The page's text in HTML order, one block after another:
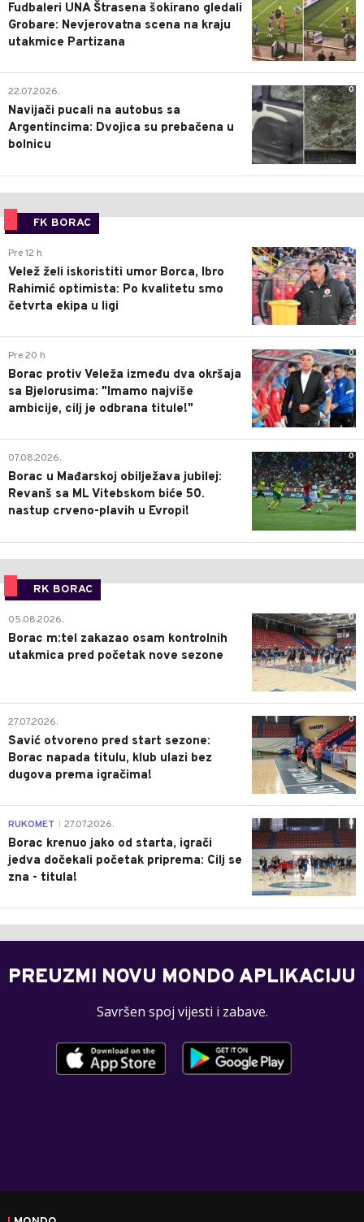
Fudbaleri UNA Štrasena šokirano gledali
Grobare: Nevjerovatna scena na kraju
utakmice Partizana
0
22.07.2026.
Navijači pucali na autobus sa
Argentincima: Dvojica su prebačena u
bolnicu
FK BORAC
0
Pre 12 h
Velež želi iskoristiti umor Borca, Ibro
Rahimić optimista: Po kvalitetu smo
četvrta ekipa u ligi
0
Pre 20 h
Borac protiv Veleža između dva okršaja
sa Bjelorusima: "Imamo najviše
ambicije, cilj je odbrana titule!"
0
07.08.2026.
Borac u Mađarskoj obilježava jubilej:
Revanš sa ML Vitebskom biće 50.
nastup crveno-plavih u Evropi!
RK BORAC
0
05.08.2026.
Borac m:tel zakazao osam kontrolnih
utakmica pred početak nove sezone
0
27.07.2026.
Savić otvoreno pred start sezone:
Borac napada titulu, klub ulazi bez
dugova prema igračima!
0
RUKOMET 27.07.2026.
Borac krenuo jako od starta, igrači
jedva dočekali početak priprema: Cilj se
zna - titula!
PREUZMI NOVU MONDO APLIKACIJU
Savršen spoj vijesti i zabave.